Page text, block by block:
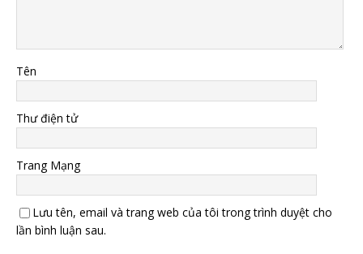
Tên
Thư điện tử
Trang Mạng
Lưu tên, email và trang web của tôi trong trình duyệt cho
lần bình luận sau.